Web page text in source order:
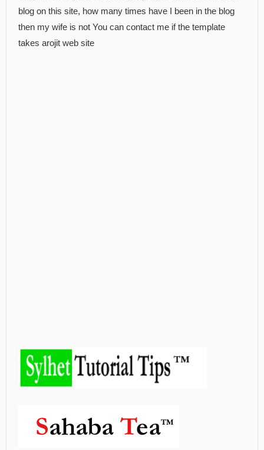
blog on this site, how many times have I been in the blog
then my wife is not You can contact me if the template
takes arojit web site